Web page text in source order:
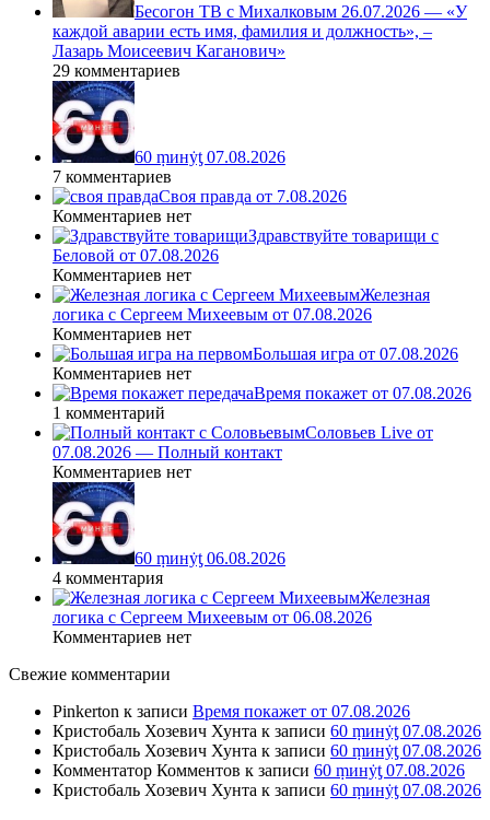
Бесогон ТВ с Михалковым 26.07.2026 — «У
каждой аварии есть имя, фамилия и должность», –
Лазарь Моисеевич Каганович»
29 комментариев
60 ṃинẏƫ 07.08.2026
7 комментариев
Своя правда от 7.08.2026
Комментариев нет
Здравствуйте товарищи с
Беловой от 07.08.2026
Комментариев нет
Железная
логика с Сергеем Михеевым от 07.08.2026
Комментариев нет
Большая игра от 07.08.2026
Комментариев нет
Время покажет от 07.08.2026
1 комментарий
Соловьев Live от
07.08.2026 — Полный контакт
Комментариев нет
60 ṃинẏƫ 06.08.2026
4 комментария
Железная
логика с Сергеем Михеевым от 06.08.2026
Комментариев нет
Свежие комментарии
Pinkerton к записи Время покажет от 07.08.2026
Кристобаль Хозевич Хунта к записи 60 ṃинẏƫ 07.08.2026
Кристобаль Хозевич Хунта к записи 60 ṃинẏƫ 07.08.2026
Комментатор Комментов к записи 60 ṃинẏƫ 07.08.2026
Кристобаль Хозевич Хунта к записи 60 ṃинẏƫ 07.08.2026